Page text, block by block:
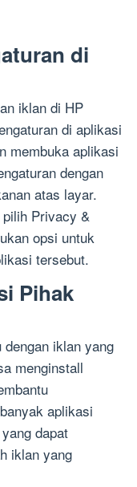
di
iklan di HP
di aplikasi
membuka aplikasi
dengan
atas layar.
Privacy &
opsi untuk
tersebut.
Pihak
iklan yang
menginstall
aplikasi
dapat
iklan yang